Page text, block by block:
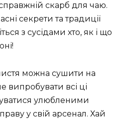
скарб для чаю.
секрети та традиції
з сусідами хто, як і що
можна сушити на
всі ці
улюбленими
у свій арсенал. Хай